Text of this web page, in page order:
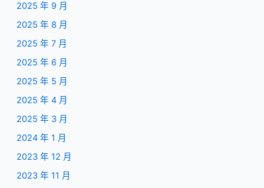
2025 年 9 月
2025 年 8 月
2025 年 7 月
2025 年 6 月
2025 年 5 月
2025 年 4 月
2025 年 3 月
2024 年 1 月
2023 年 12 月
2023 年 11 月